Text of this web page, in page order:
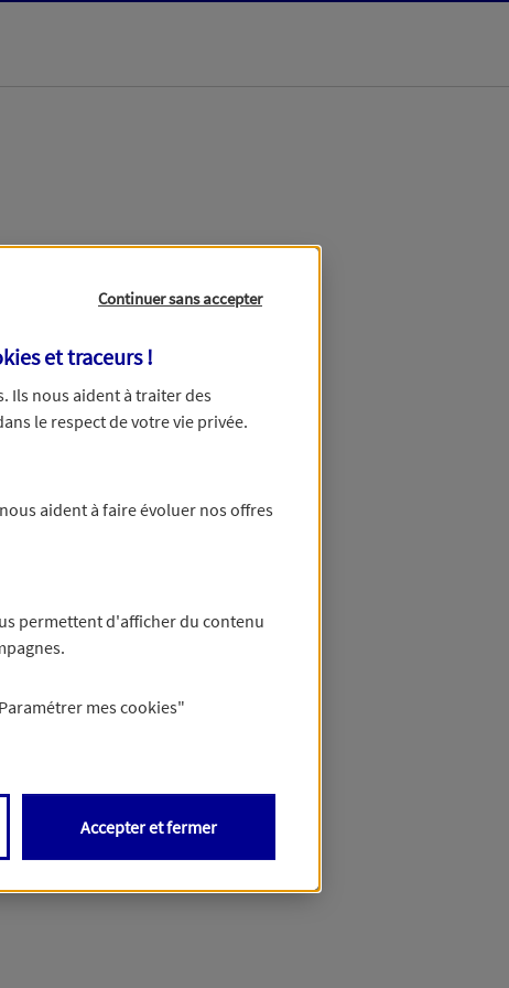
Continuer sans accepter
et traceurs!
. Ils nous aident à traiter des
le respect de votre vie privée.
aident à faire évoluer nos offres
permettent d'afficher du contenu
mescookies"
Accepter et fermer